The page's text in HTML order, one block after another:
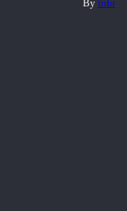
By info